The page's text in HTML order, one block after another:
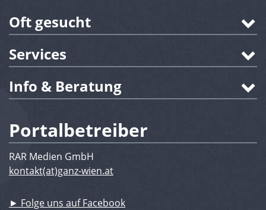
Oft gesucht
Services
Info & Beratung
Portalbetreiber
RAR Medien GmbH
kontakt(at)ganz-wien.at
► Folge uns auf Facebook